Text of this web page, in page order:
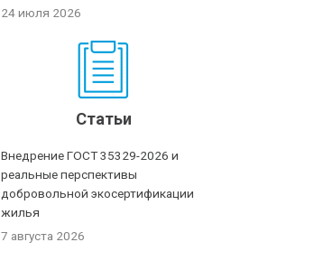
24 июля 2026
Статьи
Внедрение ГОСТ 35329-2026 и
реальные перспективы
добровольной экосертификации
жилья
7 августа 2026